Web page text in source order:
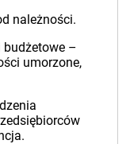
należności.
budżetowe –
umorzone,